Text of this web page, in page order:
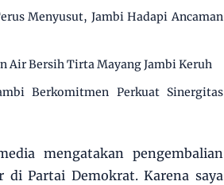
Menyusut, Jambi Hadapi Ancaman
Air Bersih Tirta Mayang Jambi Keruh
Berkomitmen Perkuat Sinergitas
mengatakan pengembalian
Partai Demokrat. Karena saya